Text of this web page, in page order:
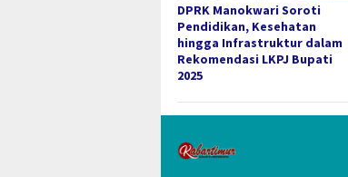
DPRK Manokwari Soroti
Pendidikan, Kesehatan
hingga Infrastruktur dalam
Rekomendasi LKPJ Bupati
2025